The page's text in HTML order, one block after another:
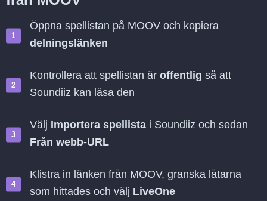
Öppna spellistan på MOOV och kopiera
delningslänken
Kontrollera att spellistan är offentlig så att
Soundiiz kan läsa den
Välj Importera spellista i Soundiiz och sedan
Från webb-URL
Klistra in länken från MOOV, granska låtarna
som hittades och välj LiveOne